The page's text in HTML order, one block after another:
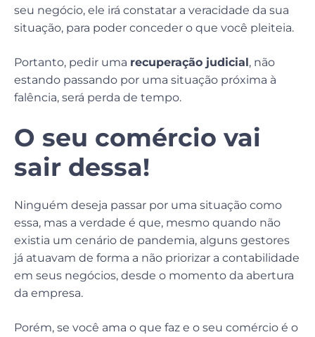
seu negócio, ele irá constatar a veracidade da sua
situação, para poder conceder o que você pleiteia.
Portanto, pedir uma recuperação judicial, não
estando passando por uma situação próxima à
falência, será perda de tempo.
O seu comércio vai
sair dessa!
Ninguém deseja passar por uma situação como
essa, mas a verdade é que, mesmo quando não
existia um cenário de pandemia, alguns gestores
já atuavam de forma a não priorizar a contabilidade
em seus negócios, desde o momento da abertura
da empresa.
Porém, se você ama o que faz e o seu comércio é o